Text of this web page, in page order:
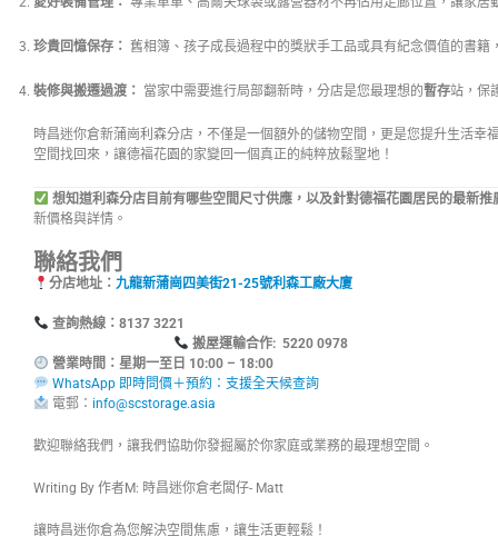
珍貴回憶保存： 舊相簿、孩子成長過程中的獎狀手工品或具有紀念價值的書籍
裝修與搬遷過渡： 當家中需要進行局部翻新時，分店是您最理想的暫存站，保
時昌迷你倉新蒲崗利森分店，不僅是一個額外的儲物空間，更是您提升生活幸
空間找回來，讓德福花園的家變回一個真正的純粹放鬆聖地！
想知道利森分店目前有哪些空間尺寸供應，以及針對德福花園居民的最新推
新價格與詳情。
聯絡我們
分店地址： 九龍新蒲崗四美街21-25號利森工廠大廈
查詢熱線：
搬屋運輸合作: 5220 0978
營業時間：星期一至日 10:00 – 18:00
WhatsApp 即時問價＋預約：支援全天候查詢
電郵： info@scstorage.asia
歡迎聯絡我們，讓我們協助你發掘屬於你家庭或業務的最理想空間。
Writing By 作者M: 時昌迷你倉老闆仔- Matt
讓時昌迷你倉為您解決空間焦慮，讓生活更輕鬆！